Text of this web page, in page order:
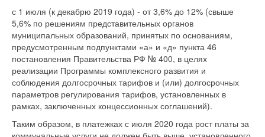
с 1 июля (к декабрю 2019 года) - от 3,6% до 12% (свыше
5,6% по решениям представительных органов
муниципальных образований, принятых по основаниям,
предусмотренным подпунктами «а» и «д» пункта 46
постановления Правительства РФ № 400, в целях
реализации Программы комплексного развития и
соблюдения долгосрочных тарифов и (или) долгосрочных
параметров регулирования тарифов, установленных в
рамках, заключенных концессионных соглашений).
Таким образом, в платежках с июля 2020 года рост платы за